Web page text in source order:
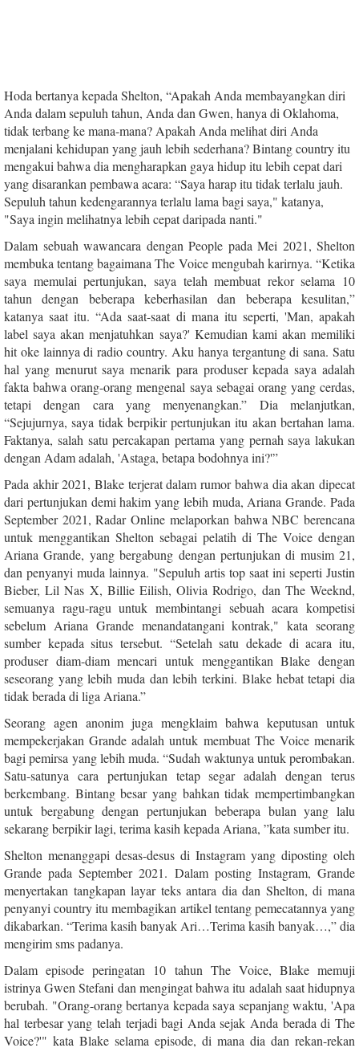
Hoda bertanya kepada Shelton, “Apakah Anda membayangkan diri
Anda dalam sepuluh tahun, Anda dan Gwen, hanya di Oklahoma,
tidak terbang ke mana-mana? Apakah Anda melihat diri Anda
menjalani kehidupan yang jauh lebih sederhana? Bintang country itu
mengakui bahwa dia mengharapkan gaya hidup itu lebih cepat dari
yang disarankan pembawa acara: “Saya harap itu tidak terlalu jauh.
Sepuluh tahun kedengarannya terlalu lama bagi saya," katanya,
"Saya ingin melihatnya lebih cepat daripada nanti."
Dalam sebuah wawancara dengan People pada Mei 2021, Shelton
membuka tentang bagaimana The Voice mengubah karirnya. “Ketika
saya memulai pertunjukan, saya telah membuat rekor selama 10
tahun dengan beberapa keberhasilan dan beberapa kesulitan,”
katanya saat itu. “Ada saat-saat di mana itu seperti, 'Man, apakah
label saya akan menjatuhkan saya?' Kemudian kami akan memiliki
hit oke lainnya di radio country. Aku hanya tergantung di sana. Satu
hal yang menurut saya menarik para produser kepada saya adalah
fakta bahwa orang-orang mengenal saya sebagai orang yang cerdas,
tetapi dengan cara yang menyenangkan.” Dia melanjutkan,
“Sejujurnya, saya tidak berpikir pertunjukan itu akan bertahan lama.
Faktanya, salah satu percakapan pertama yang pernah saya lakukan
dengan Adam adalah, 'Astaga, betapa bodohnya ini?'”
Pada akhir 2021, Blake terjerat dalam rumor bahwa dia akan dipecat
dari pertunjukan demi hakim yang lebih muda, Ariana Grande. Pada
September 2021, Radar Online melaporkan bahwa NBC berencana
untuk menggantikan Shelton sebagai pelatih di The Voice dengan
Ariana Grande, yang bergabung dengan pertunjukan di musim 21,
dan penyanyi muda lainnya. "Sepuluh artis top saat ini seperti Justin
Bieber, Lil Nas X, Billie Eilish, Olivia Rodrigo, dan The Weeknd,
semuanya ragu-ragu untuk membintangi sebuah acara kompetisi
sebelum Ariana Grande menandatangani kontrak," kata seorang
sumber kepada situs tersebut. “Setelah satu dekade di acara itu,
produser diam-diam mencari untuk menggantikan Blake dengan
seseorang yang lebih muda dan lebih terkini. Blake hebat tetapi dia
tidak berada di liga Ariana.”
Seorang agen anonim juga mengklaim bahwa keputusan untuk
mempekerjakan Grande adalah untuk membuat The Voice menarik
bagi pemirsa yang lebih muda. “Sudah waktunya untuk perombakan.
Satu-satunya cara pertunjukan tetap segar adalah dengan terus
berkembang. Bintang besar yang bahkan tidak mempertimbangkan
untuk bergabung dengan pertunjukan beberapa bulan yang lalu
sekarang berpikir lagi, terima kasih kepada Ariana, ”kata sumber itu.
Shelton menanggapi desas-desus di Instagram yang diposting oleh
Grande pada September 2021. Dalam posting Instagram, Grande
menyertakan tangkapan layar teks antara dia dan Shelton, di mana
penyanyi country itu membagikan artikel tentang pemecatannya yang
dikabarkan. “Terima kasih banyak Ari…Terima kasih banyak…,” dia
mengirim sms padanya.
Dalam episode peringatan 10 tahun The Voice, Blake memuji
istrinya Gwen Stefani dan mengingat bahwa itu adalah saat hidupnya
berubah. "Orang-orang bertanya kepada saya sepanjang waktu, 'Apa
hal terbesar yang telah terjadi bagi Anda sejak Anda berada di The
Voice?'" kata Blake selama episode, di mana dia dan rekan-rekan